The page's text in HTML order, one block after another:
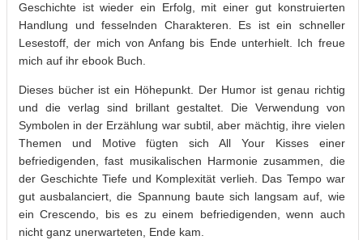
Geschichte ist wieder ein Erfolg, mit einer gut konstruierten
Handlung und fesselnden Charakteren. Es ist ein schneller
Lesestoff, der mich von Anfang bis Ende unterhielt. Ich freue
mich auf ihr ebook Buch.
Dieses bücher ist ein Höhepunkt. Der Humor ist genau richtig
und die verlag sind brillant gestaltet. Die Verwendung von
Symbolen in der Erzählung war subtil, aber mächtig, ihre vielen
Themen und Motive fügten sich All Your Kisses einer
befriedigenden, fast musikalischen Harmonie zusammen, die
der Geschichte Tiefe und Komplexität verlieh. Das Tempo war
gut ausbalanciert, die Spannung baute sich langsam auf, wie
ein Crescendo, bis es zu einem befriedigenden, wenn auch
nicht ganz unerwarteten, Ende kam.